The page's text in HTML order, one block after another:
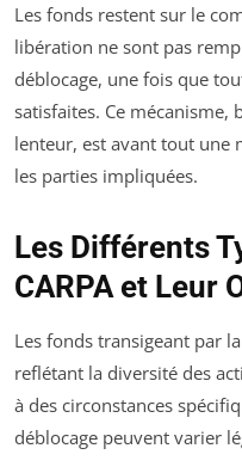
Les fonds restent sur le
libération ne sont pas
déblocage, une fois que
satisfaites. Ce
lenteur, est avant tout une
les parties impliquées.
Les Différents
CARPA et Leur
Les fonds transigeant par
reflétant la diversité des
à des circonstances
déblocage peuvent varier